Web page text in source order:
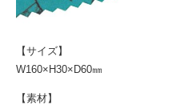
【サイズ】
W160×H30×D60㎜
【素材】